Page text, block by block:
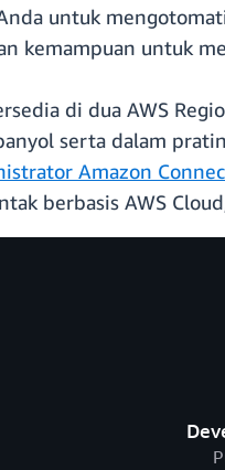
untuk
untuk
di dua AWS
serta dalam
Amazon
berbasis AWS